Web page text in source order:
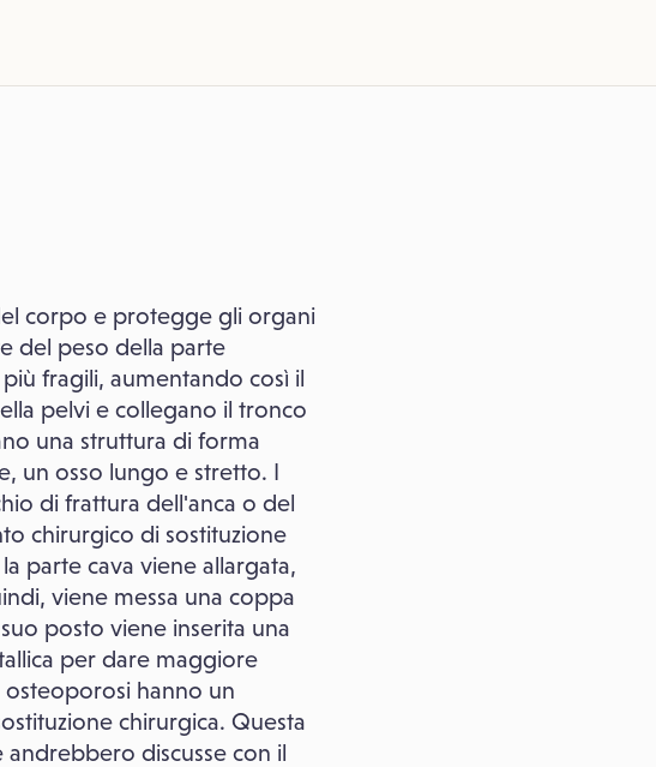
corpo e protegge gli organi
del peso della parte
fragili, aumentando così il
pelvi e collegano il tronco
una struttura di forma
un osso lungo e stretto. I
di frattura dell'anca o del
chirurgico di sostituzione
parte cava viene allargata,
viene messa una coppa
posto viene inserita una
per dare maggiore
osteoporosi hanno un
chirurgica. Questa
discusse con il